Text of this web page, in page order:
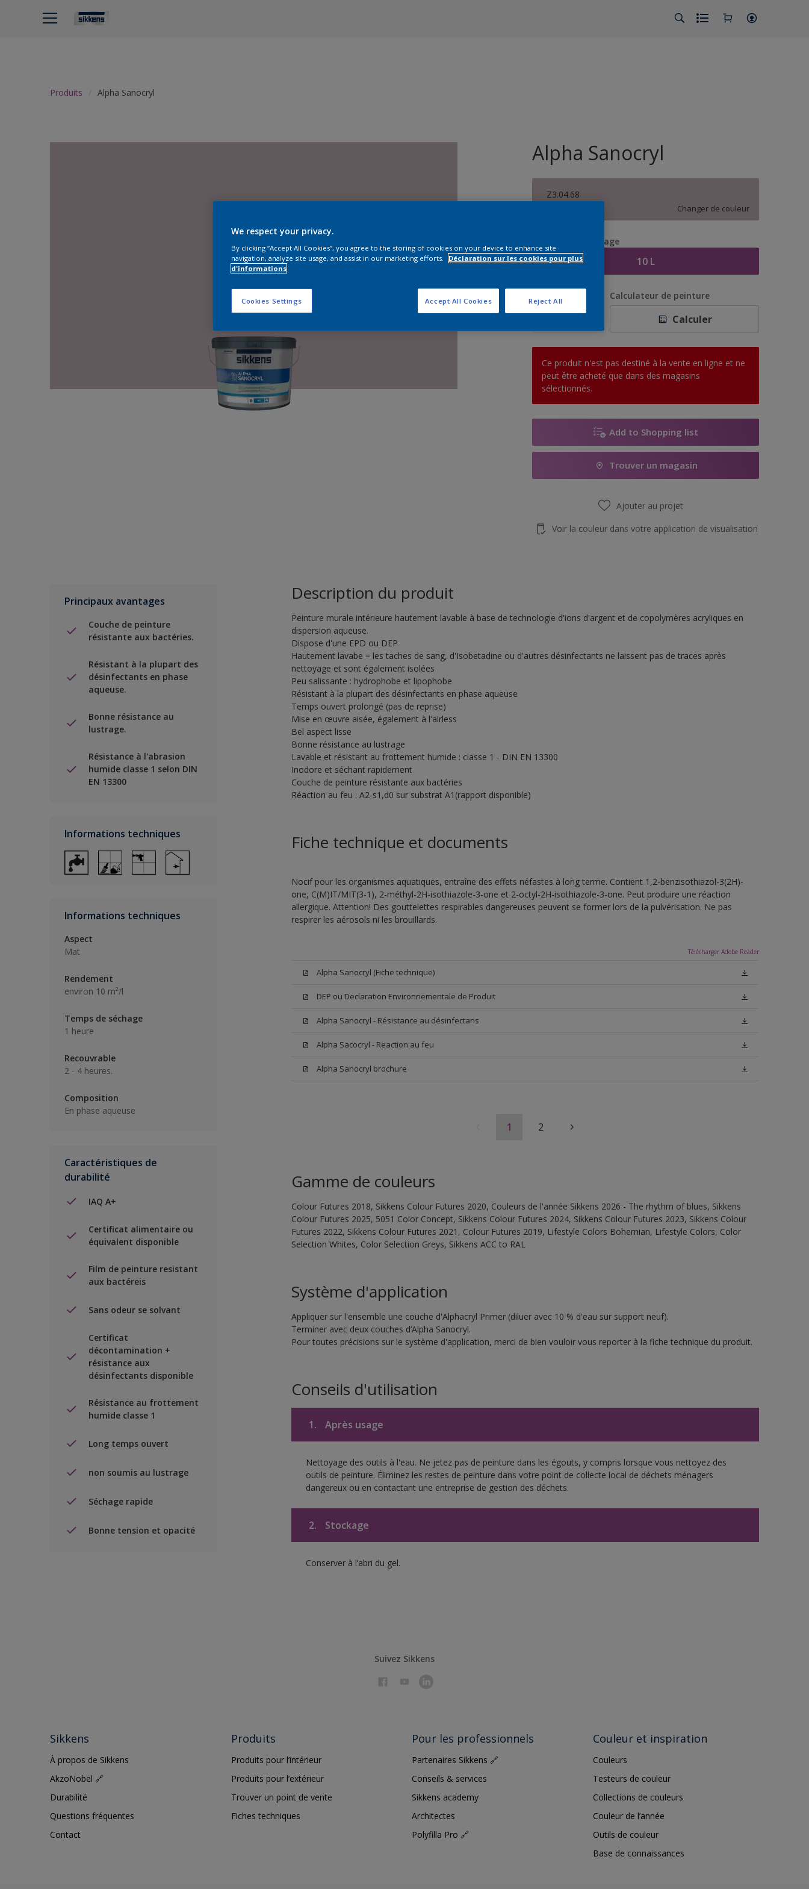
Produits Alpha Sanocryl
Alpha Sanocryl
Z3.04.68
Changer de couleur
Taille de l’emballage
10 L
Calculateur de peinture
Calculer
Ce produit n'est pas destiné à la vente en ligne et ne
peut être acheté que dans des magasins
sélectionnés.
Add to Shopping list
Trouver un magasin
Ajouter au projet
Voir la couleur dans votre application de visualisation
Principaux avantages
Couche de peinture
résistante aux bactéries.
Résistant à la plupart des
désinfectants en phase
aqueuse.
Bonne résistance au
lustrage.
Résistance à l'abrasion
humide classe 1 selon DIN
EN 13300
Informations techniques
Informations techniques
Aspect
Mat
Rendement
environ 10 m²/l
Temps de séchage
1 heure
Recouvrable
2 - 4 heures.
Composition
En phase aqueuse
Caractéristiques de
durabilité
IAQ A+
Certificat alimentaire ou
équivalent disponible
Film de peinture resistant
aux bactéreis
Sans odeur se solvant
Certificat
décontamination +
résistance aux
désinfectants disponible
Résistance au frottement
humide classe 1
Long temps ouvert
non soumis au lustrage
Séchage rapide
Bonne tension et opacité
Description du produit
Peinture murale intérieure hautement lavable à base de technologie d'ions d'argent et de copolymères acryliques en
dispersion aqueuse.
Dispose d'une EPD ou DEP
Hautement lavabe = les taches de sang, d'Isobetadine ou d'autres désinfectants ne laissent pas de traces après
nettoyage et sont également isolées
Peu salissante : hydrophobe et lipophobe
Résistant à la plupart des désinfectants en phase aqueuse
Temps ouvert prolongé (pas de reprise)
Mise en œuvre aisée, également à l'airless
Bel aspect lisse
Bonne résistance au lustrage
Lavable et résistant au frottement humide : classe 1 - DIN EN 13300
Inodore et séchant rapidement
Couche de peinture résistante aux bactéries
Réaction au feu : A2-s1,d0 sur substrat A1(rapport disponible)
Fiche technique et documents
Nocif pour les organismes aquatiques, entraîne des effets néfastes à long terme. Contient 1,2-benzisothiazol-3(2H)-
one, C(M)IT/MIT(3-1), 2-méthyl-2H-isothiazole-3-one et 2-octyl-2H-isothiazole-3-one. Peut produire une réaction
allergique. Attention! Des gouttelettes respirables dangereuses peuvent se former lors de la pulvérisation. Ne pas
respirer les aérosols ni les brouillards.
Télécharger Adobe Reader
Alpha Sanocryl (Fiche technique)
DEP ou Declaration Environnementale de Produit
Alpha Sanocryl - Résistance au désinfectans
Alpha Sacocryl - Reaction au feu
Alpha Sanocryl brochure
1 2
Gamme de couleurs
Colour Futures 2018, Sikkens Colour Futures 2020, Couleurs de l'année Sikkens 2026 - The rhythm of blues, Sikkens
Colour Futures 2025, 5051 Color Concept, Sikkens Colour Futures 2024, Sikkens Colour Futures 2023, Sikkens Colour
Futures 2022, Sikkens Colour Futures 2021, Colour Futures 2019, Lifestyle Colors Bohemian, Lifestyle Colors, Color
Selection Whites, Color Selection Greys, Sikkens ACC to RAL
Système d'application
Appliquer sur l'ensemble une couche d'Alphacryl Primer (diluer avec 10 % d'eau sur support neuf).
Terminer avec deux couches d’Alpha Sanocryl.
Pour toutes précisions sur le système d'application, merci de bien vouloir vous reporter à la fiche technique du produit.
Conseils d'utilisation
1. Après usage
Nettoyage des outils à l'eau. Ne jetez pas de peinture dans les égouts, y compris lorsque vous nettoyez des
outils de peinture. Éliminez les restes de peinture dans votre point de collecte local de déchets ménagers
dangereux ou en contactant une entreprise de gestion des déchets.
2. Stockage
Conserver à l’abri du gel.
Suivez Sikkens
Sikkens
À propos de Sikkens
AkzoNobel 🔗
Durabilité
Questions fréquentes
Contact
Produits
Produits pour l’intérieur
Produits pour l’extérieur
Trouver un point de vente
Fiches techniques
Pour les professionnels
Partenaires Sikkens 🔗
Conseils & services
Sikkens academy
Architectes
Polyfilla Pro 🔗
Couleur et inspiration
Couleurs
Testeurs de couleur
Collections de couleurs
Couleur de l’année
Outils de couleur
Base de connaissances
We respect your privacy.
By clicking “Accept All Cookies”, you agree to the storing of cookies on your device to enhance site
navigation, analyze site usage, and assist in our marketing efforts.
Déclaration sur les cookies pour plus
d'informations
Cookies Settings Reject All
Accept All Cookies